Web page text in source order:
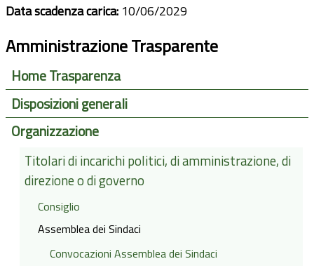
Data scadenza carica: 10/06/2029
Amministrazione Trasparente
Home Trasparenza
Disposizioni generali
Organizzazione
Titolari di incarichi politici, di amministrazione, di
direzione o di governo
Consiglio
Assemblea dei Sindaci
Convocazioni Assemblea dei Sindaci